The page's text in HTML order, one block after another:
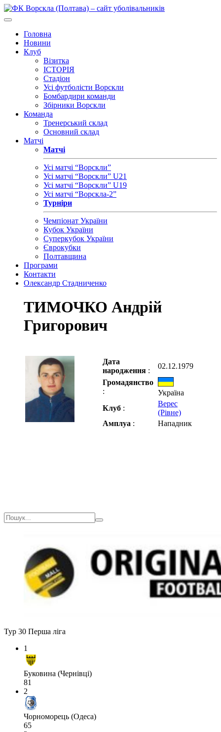
Головна
Новини
Клуб
Візитка
ІСТОРІЯ
Стадіон
Усі футболісти Ворскли
Бомбардири команди
Збірники Ворскли
Команда
Тренерський склад
Основний склад
Матчі
Матчі
Усі матчі “Ворскли”
Усі матчі “Ворскли” U21
Усі матчі “Ворскли” U19
Усі матчі “Ворскла-2”
Турніри
Чемпіонат України
Кубок України
Суперкубок України
Єврокубки
Полтавщина
Програми
Контакти
Олександр Стадниченко
ТИМОЧКО Андрій
Григорович
Дата
народження :
02.12.1979
Громадянство
:
Україна
Клуб :
Верес
(Рівне)
Амплуа : Нападник
Тур 30 Перша ліга
1
Буковина (Чернівці)
81
2
Чорноморець (Одеса)
65